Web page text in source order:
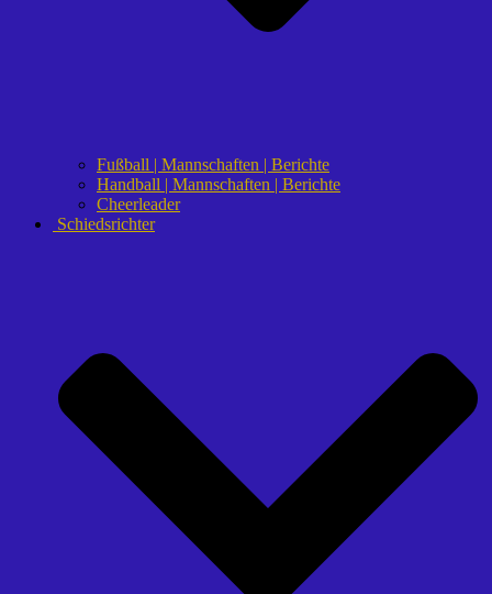
Fußball | Mannschaften | Berichte
Handball | Mannschaften | Berichte
Cheerleader
Schiedsrichter